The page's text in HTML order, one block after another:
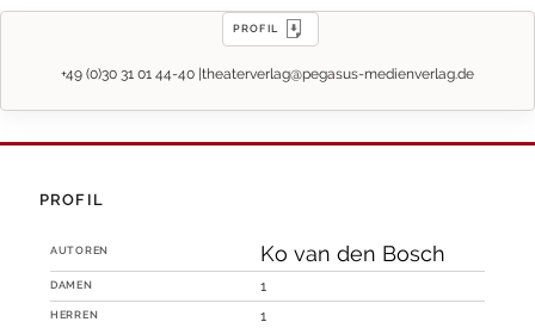
PROFIL
+49 (0)30 31 01 44-40 |theaterverlag@pegasus-medienverlag.de
PROFIL
AUTOREN Ko van den Bosch
DAMEN 1
HERREN 1